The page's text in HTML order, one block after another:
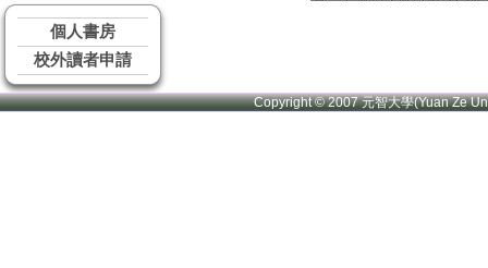
個人書房
校外讀者申請
Copyright © 2007 元智大學(Yuan Ze